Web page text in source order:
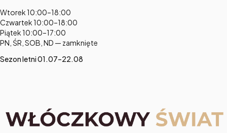
Adres:
Wtorek 10:00–18:00
Czwartek 10:00–18:00
Piątek 10:00–17:00
PN, ŚR, SOB, ND — zamknięte
Sezon letni 01.07–22.08